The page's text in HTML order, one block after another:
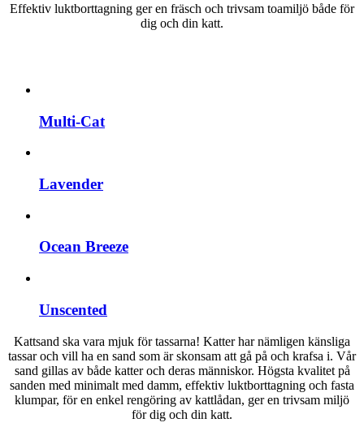
Effektiv luktborttagning ger en fräsch och trivsam toamiljö både för
dig och din katt.
Multi-Cat
Lavender
Ocean Breeze
Unscented
Kattsand ska vara mjuk för tassarna! Katter har nämligen känsliga
tassar och vill ha en sand som är skonsam att gå på och krafsa i. Vår
sand gillas av både katter och deras människor. Högsta kvalitet på
sanden med minimalt med damm, effektiv luktborttagning och fasta
klumpar, för en enkel rengöring av kattlådan, ger en trivsam miljö
för dig och din katt.